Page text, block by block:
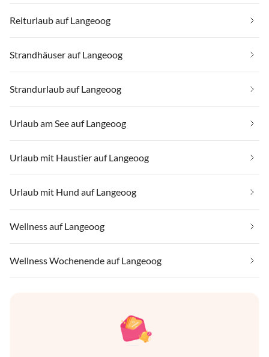
Reiturlaub auf Langeoog
Strandhäuser auf Langeoog
Strandurlaub auf Langeoog
Urlaub am See auf Langeoog
Urlaub mit Haustier auf Langeoog
Urlaub mit Hund auf Langeoog
Wellness auf Langeoog
Wellness Wochenende auf Langeoog